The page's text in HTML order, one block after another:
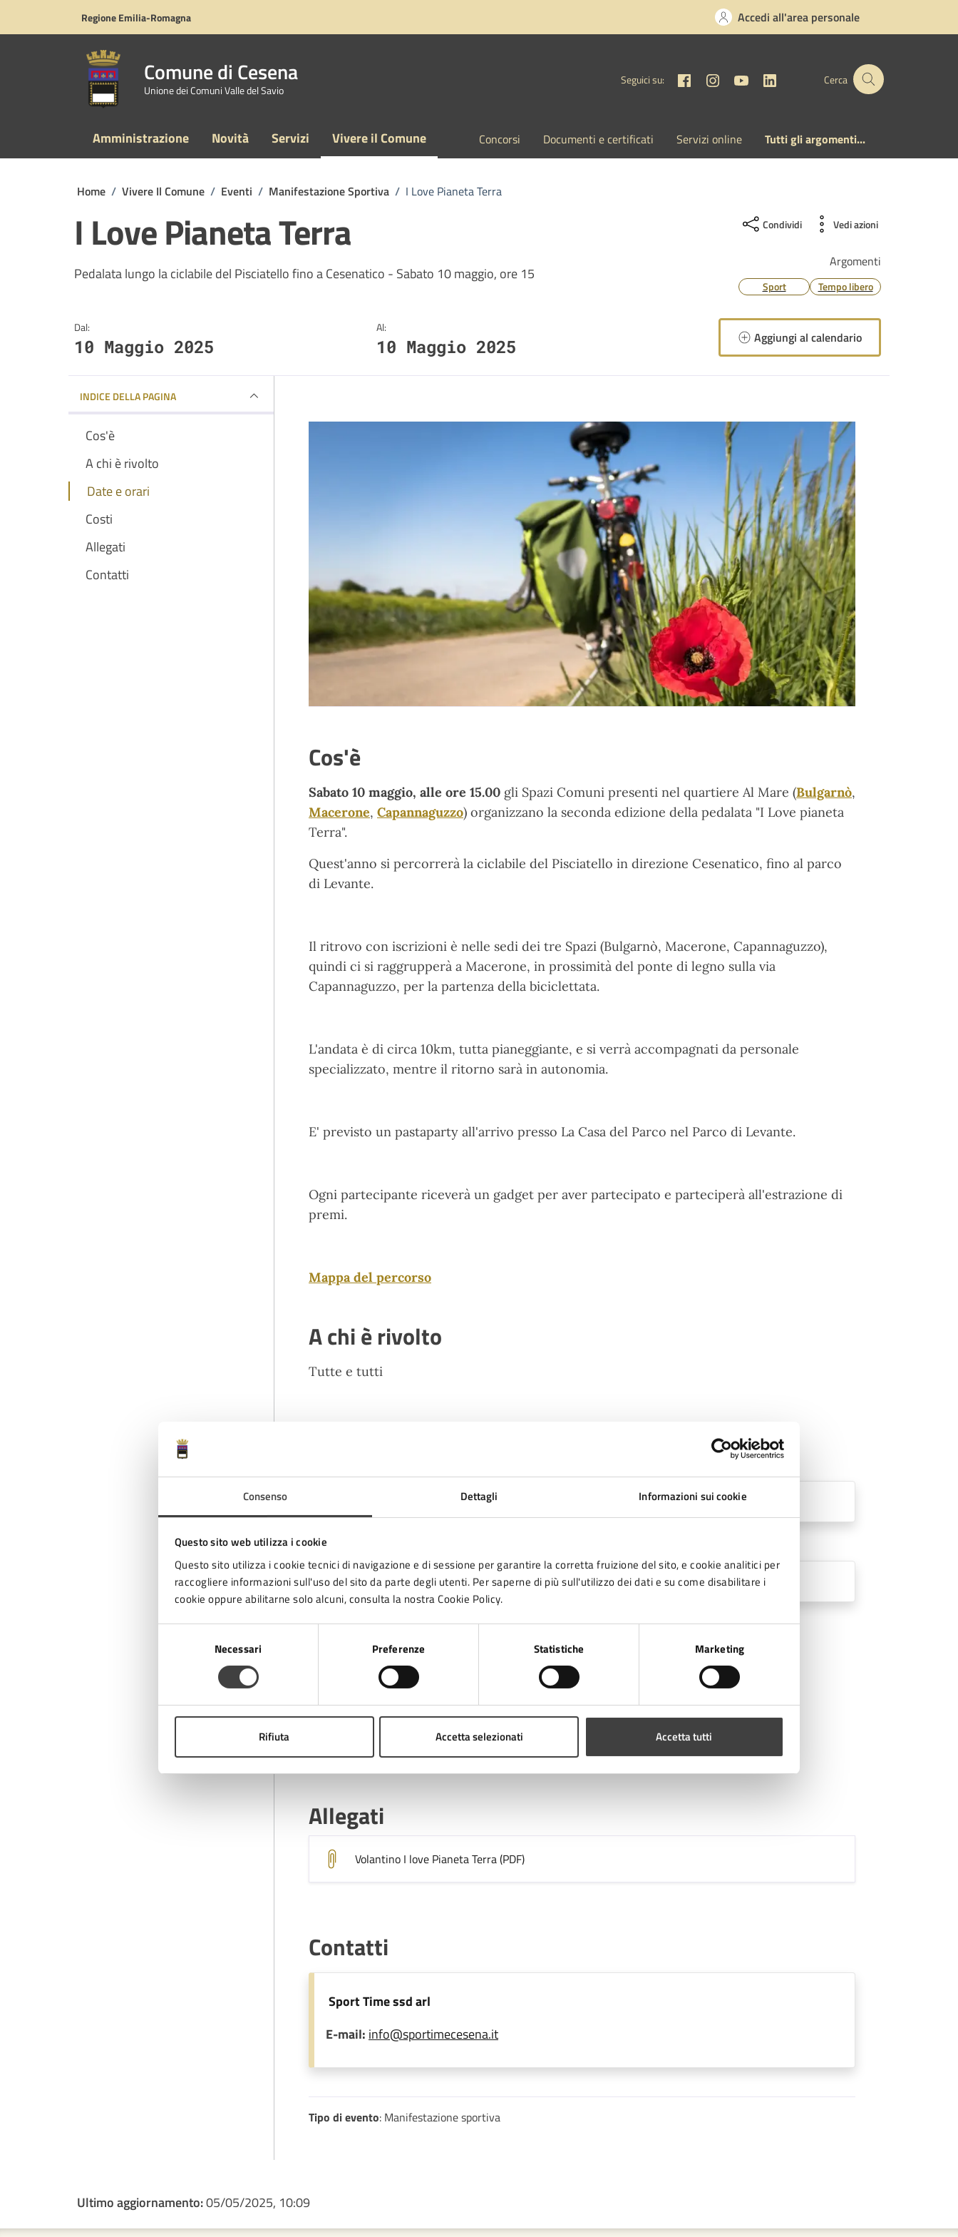
Consenso Dettagli Informazioni sui cookie
Questo sito web utilizza i cookie
Questo sito utilizza i cookie tecnici di navigazione e di sessione per garantire la corretta fruizione del sito, e cookie analitici per
raccogliere informazioni sull'uso del sito da parte degli utenti. Per saperne di più sull'utilizzo dei dati e su come disabilitare i
cookie oppure abilitarne solo alcuni, consulta la nostra Cookie Policy.
Necessari Preferenze Statistiche Marketing
Rifiuta Accetta selezionati Accetta tutti
Regione Emilia-Romagna Accedi all'area personale
Comune di Cesena
Unione dei Comuni Valle del Savio
Seguici su: FacebookInstagram
YouTubeLinkedinCerca
Amministrazione Novità Servizi Vivere il Comune Concorsi Documenti e certificati Servizi online Tutti gli argomenti...
Home / Vivere Il Comune / Eventi / Manifestazione Sportiva / I Love Pianeta Terra
I Love Pianeta Terra
Pedalata lungo la ciclabile del Pisciatello fino a Cesenatico - Sabato 10 maggio, ore 15
Condividi Vedi azioni
Argomenti
Sport Tempo libero
Dal:
10 Maggio 2025
Al:
10 Maggio 2025 Aggiungi al calendario
INDICE DELLA PAGINA
Cos'è
A chi è rivolto
Date e orari
Costi
Allegati
Contatti
Cos'è
Sabato 10 maggio, alle ore 15.00 gli Spazi Comuni presenti nel quartiere Al Mare (Bulgarnò,
Macerone, Capannaguzzo) organizzano la seconda edizione della pedalata "I Love pianeta
Terra".
Quest'anno si percorrerà la ciclabile del Pisciatello in direzione Cesenatico, fino al parco
di Levante.
Il ritrovo con iscrizioni è nelle sedi dei tre Spazi (Bulgarnò, Macerone, Capannaguzzo),
quindi ci si raggrupperà a Macerone, in prossimità del ponte di legno sulla via
Capannaguzzo, per la partenza della biciclettata.
L'andata è di circa 10km, tutta pianeggiante, e si verrà accompagnati da personale
specializzato, mentre il ritorno sarà in autonomia.
E' previsto un pastaparty all'arrivo presso La Casa del Parco nel Parco di Levante.
Ogni partecipante riceverà un gadget per aver partecipato e parteciperà all'estrazione di
premi.
Mappa del percorso
A chi è rivolto
Tutte e tutti
10
MAG
15:00 - Inizio evento
10
MAG
17:00 - Fine evento
Quota d'iscrizione
Il costo d'iscrizione al percorso è di 5€; gratuito per i ragazzi fino ai 13 anni.
Allegati
Volantino I love Pianeta Terra (PDF)
Contatti
Sport Time ssd arl
E-mail: info@sportimecesena.it
Tipo di evento: Manifestazione sportiva
Ultimo aggiornamento:05/05/2025, 10:09